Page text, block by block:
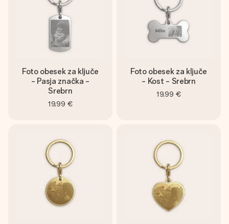
Foto obesek za ključe
- Pasja značka -
Srebrn
19,99 €
Foto obesek za ključe
- Kost - Srebrn
19,99 €